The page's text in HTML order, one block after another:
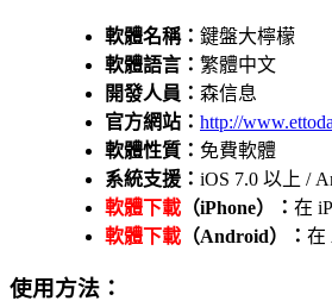
軟體名稱： 鍵盤大檸檬
軟體語言： 繁體中文
開發人員： 森信息
官方網站： http://
軟體性質： 免費軟體
系統支援： iOS 7.0 以上 /
軟體下載 （iPhone）： 在
軟體下載 （Android）： 在
使用方法：